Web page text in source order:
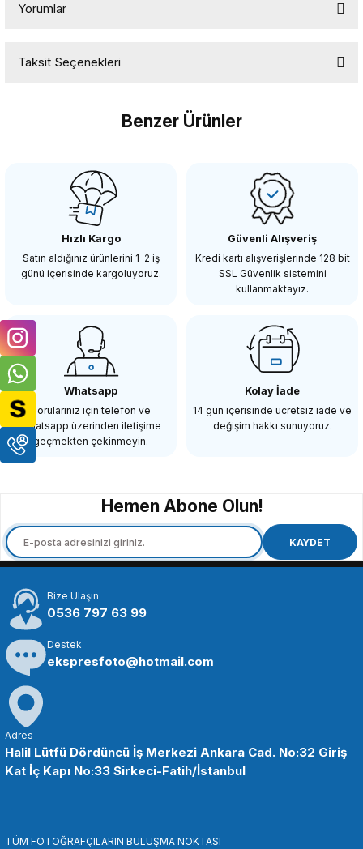
Yorumlar
Yorum Yaz
Taksit Seçenekleri
Benzer Ürünler
Canon EW60C EF-S 18-55mm f/3.5-5.6 IS / EF-S 18-55mm f/3.5-5.6 IS /
SEPETE EKLE
OEM
Canon EW60CII 18-55IS / EF-S 18-55mm Parasoley
190,65 TL
Canon EW63II 28-105 f/3.5-5.6 / 28MM f/1.8 USM Parasoley
190,65 TL
OEM
Canon EW63C 18-55 IS STM / 28-90mm / 28 -80mm Parasoley Hood
Hızlı Kargo
Satın aldığınız ürünlerini 1-2 iş
günü içerisinde kargoluyoruz.
Güvenli Alışveriş
Kredi kartı alışverişlerinde 128 bit
SSL Güvenlik sistemini
kullanmaktayız.
Whatsapp
Sorularınız için telefon ve
Whatsapp üzerinden iletişime
geçmekten çekinmeyin.
Kolay İade
14 gün içerisinde ücretsiz iade ve
değişim hakkı sunuyoruz.
Hemen Abone Olun!
KAYDET
Bize Ulaşın
0536 797 63 99
Destek
ekspresfoto@hotmail.com
Adres
Halil Lütfü Dördüncü İş Merkezi Ankara Cad. No:32 Giriş
Kat İç Kapı No:33 Sirkeci-Fatih/İstanbul
TÜM FOTOĞRAFÇILARIN BULUŞMA NOKTASI